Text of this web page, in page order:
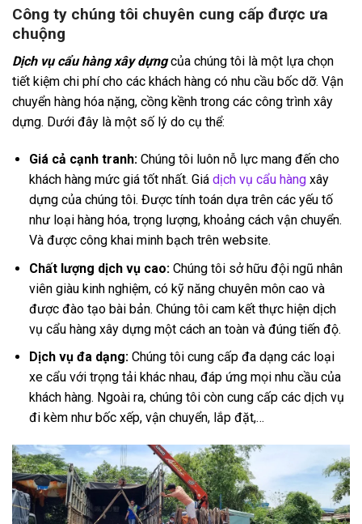
Công ty chúng tôi chuyên cung cấp được ưa
chuộng
Dịch vụ cẩu hàng xây dựngcủa chúng tôi là một lựa chọn
tiết kiệm chi phí cho các khách hàng có nhu cầu bốc dỡ. Vận
chuyển hàng hóa nặng, cồng kềnh trong các công trình xây
dựng. Dưới đây là một số lý do cụ thể:
Giá cả cạnh tranh: Chúng tôi luôn nỗ lực mang đến cho
khách hàng mức giá tốt nhất. Giá dịch vụ cẩu hàngxây
dựng của chúng tôi. Được tính toán dựa trên các yếu tố
như loại hàng hóa, trọng lượng, khoảng cách vận chuyển.
Và được công khai minh bạch trên website.
Chất lượng dịch vụ cao: Chúng tôi sở hữu đội ngũ nhân
viên giàu kinh nghiệm, có kỹ năng chuyên môn cao và
được đào tạo bài bản. Chúng tôi cam kết thực hiện dịch
vụ cẩu hàng xây dựng một cách an toàn và đúng tiến độ.
Dịch vụ đa dạng:Chúng tôi cung cấp đa dạng các loại
xe cẩu với trọng tải khác nhau, đáp ứng mọi nhu cầu của
khách hàng. Ngoài ra, chúng tôi còn cung cấp các dịch vụ
đi kèm như bốc xếp, vận chuyển, lắp đặt,…